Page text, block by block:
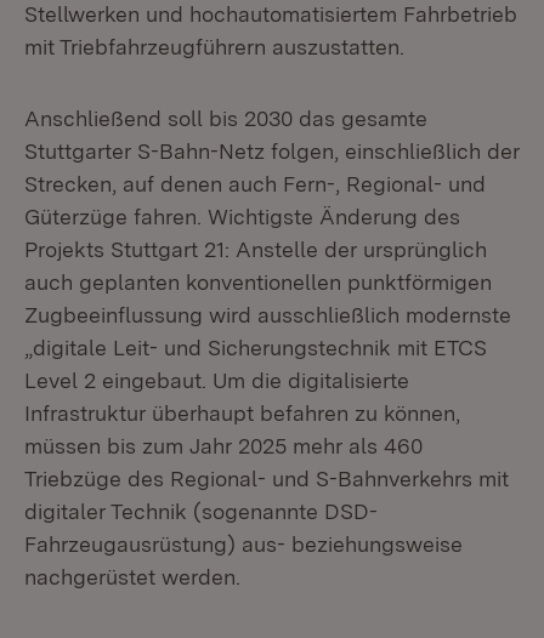
Stellwerken und hochautomatisiertem Fahrbetrieb
mit Triebfahrzeugführern auszustatten.
Anschließend soll bis 2030 das gesamte
Stuttgarter S-Bahn-Netz folgen, einschließlich der
Strecken, auf denen auch Fern-, Regional- und
Güterzüge fahren. Wichtigste Änderung des
Projekts Stuttgart 21: Anstelle der ursprünglich
auch geplanten konventionellen punktförmigen
Zugbeeinflussung wird ausschließlich modernste
„digitale Leit- und Sicherungstechnik mit ETCS
Level 2 eingebaut. Um die digitalisierte
Infrastruktur überhaupt befahren zu können,
müssen bis zum Jahr 2025 mehr als 460
Triebzüge des Regional- und S-Bahnverkehrs mit
digitaler Technik (sogenannte DSD-
Fahrzeugausrüstung) aus- beziehungsweise
nachgerüstet werden.